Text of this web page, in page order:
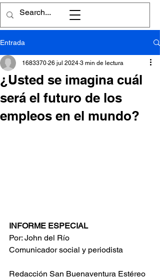
Entrada
¿Usted se imagina cuál
será el futuro de los
empleos en el mundo?
1683370 26 jul 2024 3 min de lectura
INFORME ESPECIAL
Por: John del Río
Comunicador social y periodista
Redacción San Buenaventura Estéreo